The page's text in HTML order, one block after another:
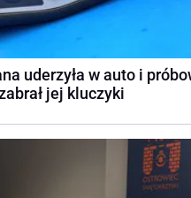
uderzyła w auto i
jej kluczyki